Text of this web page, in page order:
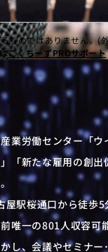
ものではありません。(
こくちーずPROサポート
業労働センター「
「新たな雇用の創
屋駅桜通口から徒歩
唯一の801人収容可
し、会議やセミナ